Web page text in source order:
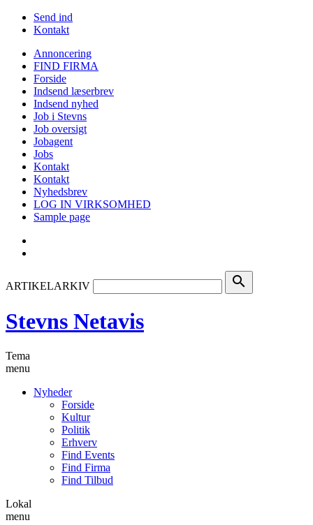
Send ind
Kontakt
Annoncering
FIND FIRMA
Forside
Indsend læserbrev
Indsend nyhed
Job i Stevns
Job oversigt
Jobagent
Jobs
Kontakt
Kontakt
Nyhedsbrev
LOG IN VIRKSOMHED
Sample page
ARTIKELARKIV search
Stevns Netavis
Tema
menu
Nyheder
Forside
Kultur
Politik
Erhverv
Find Events
Find Firma
Find Tilbud
Lokal
menu